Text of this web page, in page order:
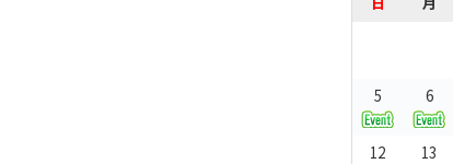
5 6
12 13